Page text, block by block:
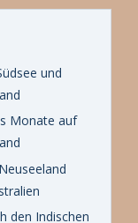
und
Monate auf
den Indischen